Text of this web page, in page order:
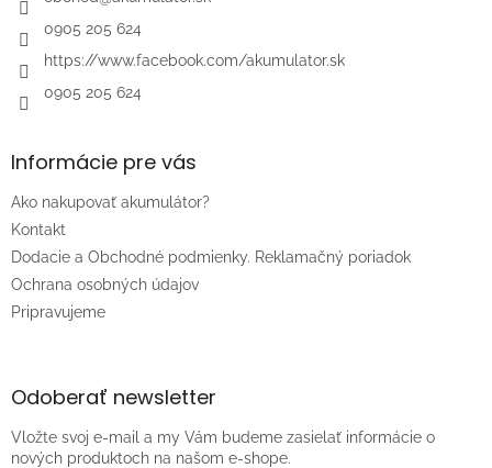
0905 205 624
https://www.facebook.com/akumulator.sk
0905 205 624
Informácie pre vás
Ako nakupovať akumulátor?
Kontakt
Dodacie a Obchodné podmienky. Reklamačný poriadok
Ochrana osobných údajov
Pripravujeme
Odoberať newsletter
Vložte svoj e-mail a my Vám budeme zasielať informácie o
nových produktoch na našom e-shope.